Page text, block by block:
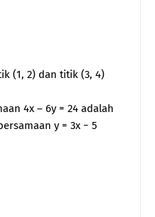
(1, 2) dan titik (3, 4)
4x – 6y = 24 adalah
y = 3x − 5